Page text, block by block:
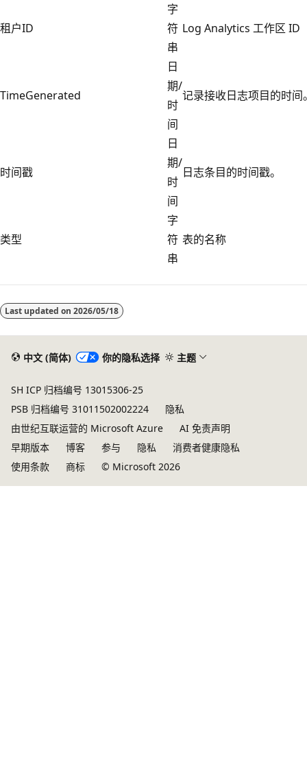
租户ID
字
符
串
Log Analytics 工作区 ID
TimeGenerated
日
期/
时
间
记录接收日志项目的时间
时间戳
日
期/
时
间
日志条目的时间戳。
类型
字
符
串
表的名称
Last updated on 2026/05/18
中文 (简体) 你的隐私选择 主题
SH ICP 归档编号 13015306-25
PSB 归档编号 31011502002224
隐私
由世纪互联运营的 Microsoft Azure
AI 免责声明
早期版本
博客 参与 隐私
消费者健康隐私
使用条款
商标 © Microsoft 2026